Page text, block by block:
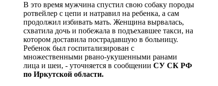
В это время мужчина спустил свою собаку породы
ротвейлер с цепи и натравил на ребенка, а сам
продолжил избивать мать. Женщина вырвалась,
схватила дочь и побежала в подъехавшее такси, на
котором доставила пострадавшую в больницу.
Ребенок был госпитализирован с
множественными рвано-укушенными ранами
лица и шеи, - уточняется в сообщении СУ СК РФ
по Иркутской области.